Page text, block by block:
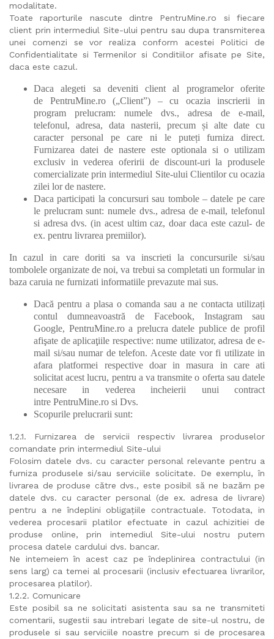
modalitate.
Toate raporturile nascute dintre PentruMine.ro si fiecare
client prin intermediul Site-ului pentru sau dupa transmiterea
unei comenzi se vor realiza conform acestei Politici de
Confidentialitate si Termenilor si Conditiilor afisate pe Site,
daca este cazul.
Daca alegeti sa deveniti client al programelor oferite
de PentruMine.ro („Client”) – cu ocazia inscrierii in
program prelucram: numele dvs., adresa de e-mail,
telefonul, adresa, data nasterii, precum și alte date cu
caracter personal pe care ni le puteți furniza direct.
Furnizarea datei de nastere este optionala si o utilizam
exclusiv in vederea oferirii de discount-uri la produsele
comercializate prin intermediul Site-ului Clientilor cu ocazia
zilei lor de nastere.
Daca participati la concursuri sau tombole – datele pe care
le prelucram sunt: numele dvs., adresa de e-mail, telefonul
si adresa dvs. (in acest ultim caz, doar daca este cazul- de
ex. pentru livrarea premiilor).
In cazul in care doriti sa va inscrieti la concursurile si/sau
tombolele organizate de noi, va trebui sa completati un formular in
baza caruia ne furnizati informatiile prevazute mai sus.
Dacă pentru a plasa o comanda sau a ne contacta utilizați
contul dumneavoastră de Facebook, Instagram sau
Google, PentruMine.ro a prelucra datele publice de profil
afişate de aplicaţiile respective: nume utilizator, adresa de e-
mail si/sau numar de telefon. Aceste date vor fi utilizate in
afara platformei respective doar in masura in care ati
solicitat acest lucru, pentru a va transmite o oferta sau datele
necesare in vederea incheierii unui contract
intre PentruMine.ro si Dvs.
Scopurile prelucrarii sunt:
1.2.1. Furnizarea de servicii respectiv livrarea produselor
comandate prin intermediul Site-ului
Folosim datele dvs. cu caracter personal relevante pentru a
furniza produsele si/sau serviciile solicitate. De exemplu, în
livrarea de produse către dvs., este posibil să ne bazăm pe
datele dvs. cu caracter personal (de ex. adresa de livrare)
pentru a ne îndeplini obligațiile contractuale. Totodata, in
vederea procesarii platilor efectuate in cazul achizitiei de
produse online, prin intemediul Site-ului nostru putem
procesa datele cardului dvs. bancar.
Ne intemeiem în acest caz pe îndeplinirea contractului (in
sens larg) ca temei al procesarii (inclusiv efectuarea livrarilor,
procesarea platilor).
1.2.2. Comunicare
Este posibil sa ne solicitati asistenta sau sa ne transmiteti
comentarii, sugestii sau intrebari legate de site-ul nostru, de
produsele si sau serviciile noastre precum si de procesarea